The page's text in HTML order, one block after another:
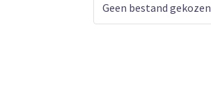
Geen bestand gekozen